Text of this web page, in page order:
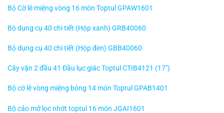
Bộ Cờ lê miệng vòng 16 món Toptul GPAW1601
Bộ dụng cụ 40 chi tiết (Hộp xanh) GRB40060
Bộ dụng cụ 40 chi tiết (Hộp đen) GBB40060
Cây vặn 2 đầu 41 Đầu lục giác Toptul CTIB4121 (17″)
Bộ cờ lê vòng miệng bóng 14 món Toptul GPAB1401
Bộ cảo mở lọc nhớt toptul 16 món JGAI1601